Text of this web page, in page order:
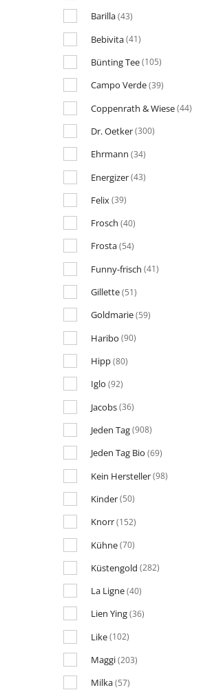
Barilla(43)
Bebivita(41)
Bünting Tee(105)
Campo Verde(39)
Coppenrath & Wiese(44)
Dr. Oetker(300)
Ehrmann (34)
Energizer(43)
Felix(39)
Frosch (40)
Frosta(54)
Funny-frisch (41)
Gillette(51)
Goldmarie(59)
Haribo (90)
Hipp(80)
Iglo (92)
Jacobs(36)
Jeden Tag(908)
Jeden Tag Bio (69)
Kein Hersteller(98)
Kinder(50)
Knorr(152)
Kühne(70)
Küstengold (282)
La Ligne(40)
Lien Ying(36)
Like(102)
Maggi(203)
Milka(57)